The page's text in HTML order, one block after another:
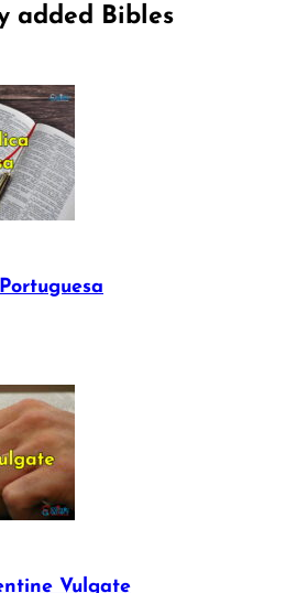
added Bibles
Vulgate